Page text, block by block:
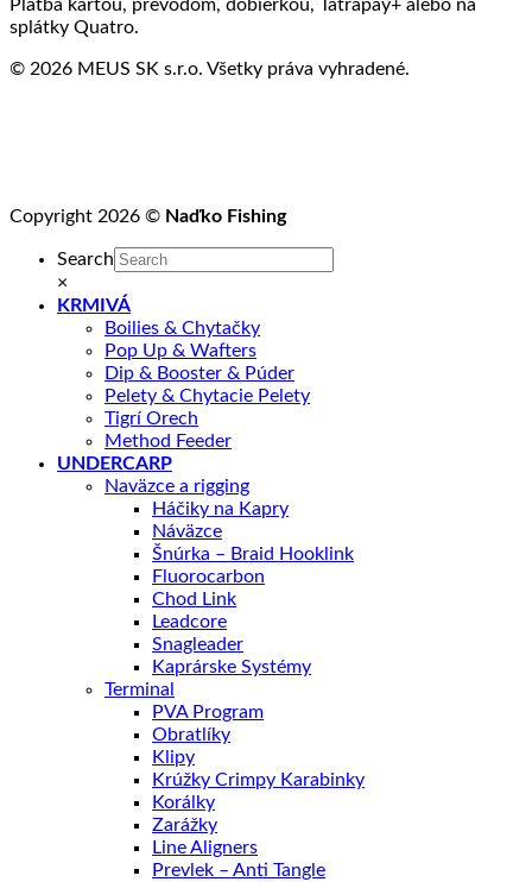
Platba kartou, prevodom, dobierkou, Tatrapay+ alebo na
splátky Quatro.
© 2026 MEUS SK s.r.o. Všetky práva vyhradené.
Copyright 2026 © Naďko Fishing
Search
×
KRMIVÁ
Boilies & Chytačky
Pop Up & Wafters
Dip & Booster & Púder
Pelety & Chytacie Pelety
Tigrí Orech
Method Feeder
UNDERCARP
Naväzce a rigging
Háčiky na Kapry
Náväzce
Šnúrka – Braid Hooklink
Fluorocarbon
Chod Link
Leadcore
Snagleader
Kaprárske Systémy
Terminal
PVA Program
Obratlíky
Klipy
Krúžky Crimpy Karabinky
Korálky
Zarážky
Line Aligners
Prevlek – Anti Tangle